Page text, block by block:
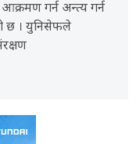
आक्रमण गर्न अन्त्य गर्न
छ । युनिसेफले